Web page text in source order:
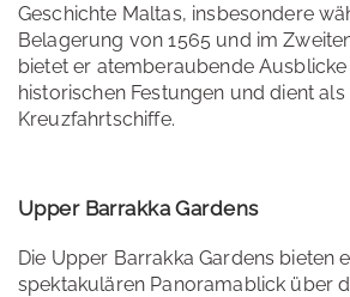
Geschichte Maltas, insbesondere
Belagerung von 1565 und im
bietet er atemberaubende
historischen Festungen und dient
Kreuzfahrtschiffe.
Upper Barrakka Gardens
Die Upper Barrakka Gardens bieten
spektakulären Panoramablick über